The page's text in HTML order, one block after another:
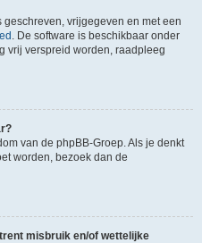
vrijgegeven en met een
. De software is beschikbaar onder
vrij verspreid worden, raadpleeg
van de phpBB-Groep. Als je denkt
worden, bezoek dan de
misbruik en/of wettelijke